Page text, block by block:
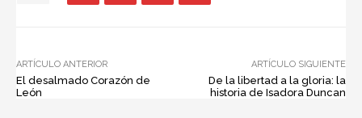
ARTÍCULO ANTERIOR
El desalmado Corazón de
León
ARTÍCULO SIGUIENTE
De la libertad a la gloria: la
historia de Isadora Duncan